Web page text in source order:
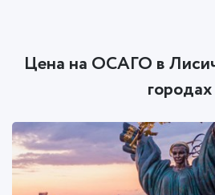
Цена на ОСАГО в
городах